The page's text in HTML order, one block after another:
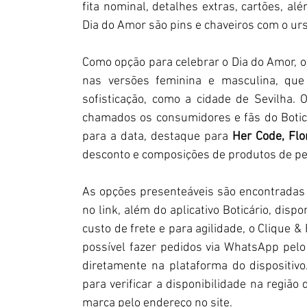
fita nominal, detalhes extras, cartões,
Dia do Amor são pins e chaveiros com o
Como opção para celebrar o Dia do
nas versões feminina e masculina,
sofisticação, como a cidade de
chamados os consumidores e fãs do
para a data, destaque para Her Code,
desconto e composições de produtos de
As opções presenteáveis são
no link, além do aplicativo Boticário,
custo de frete e para agilidade, o Clique
possível fazer pedidos via WhatsApp
diretamente na plataforma do
para verificar a disponibilidade na região
marca pelo endereço no site.